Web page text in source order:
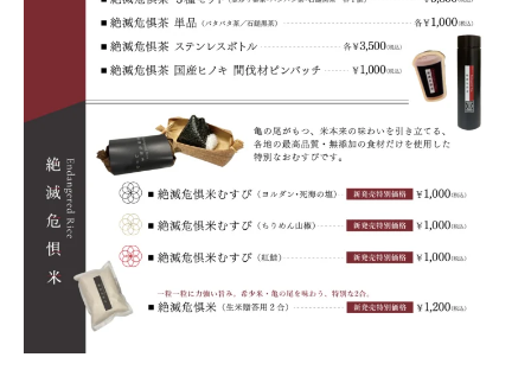
Nature
Positive
Members